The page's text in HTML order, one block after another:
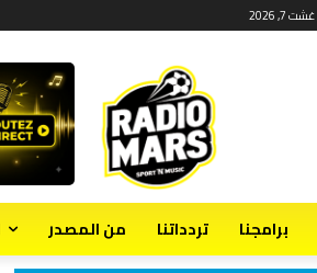
7, 2026
برامجنا تردداتنا من المصدر